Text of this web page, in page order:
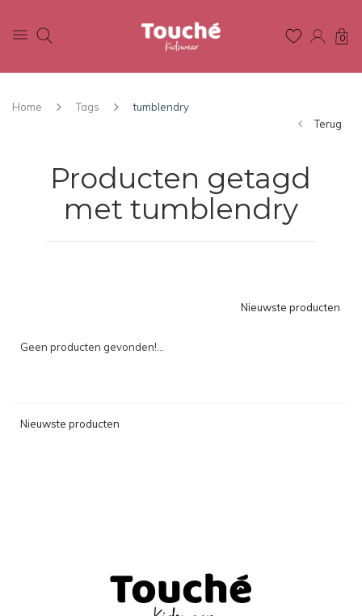
0
Home Tags
tumblendry
Terug
Producten getagd
met tumblendry
Nieuwste producten
Geen producten gevonden!...
Nieuwste producten